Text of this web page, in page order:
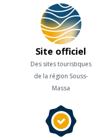
Site officiel
Des sites touristiques
de la région Souss-
Massa